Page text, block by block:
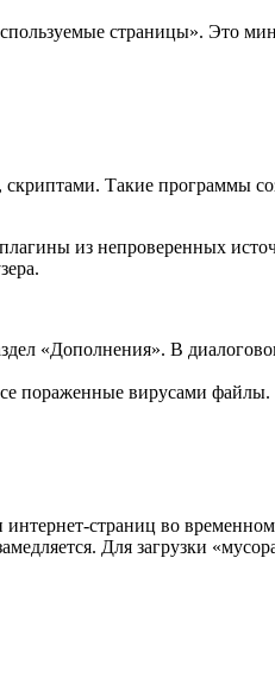
страницы». Это
Такие программы
из непроверенных
«Дополнения». В
пораженные вирусами файлы.
страниц во
Для загрузки